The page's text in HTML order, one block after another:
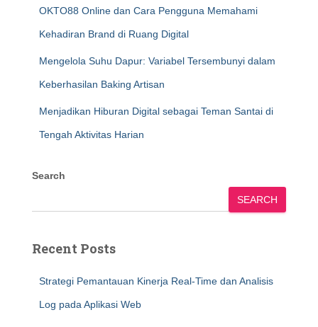
OKTO88 Online dan Cara Pengguna Memahami
Kehadiran Brand di Ruang Digital
Mengelola Suhu Dapur: Variabel Tersembunyi dalam
Keberhasilan Baking Artisan
Menjadikan Hiburan Digital sebagai Teman Santai di
Tengah Aktivitas Harian
Search
SEARCH
Recent Posts
Strategi Pemantauan Kinerja Real-Time dan Analisis
Log pada Aplikasi Web